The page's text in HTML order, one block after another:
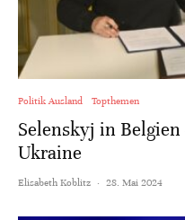
Politik Ausland Topthemen
Selenskyj in
Ukraine
Elisabeth Koblitz · 28. Mai 2024